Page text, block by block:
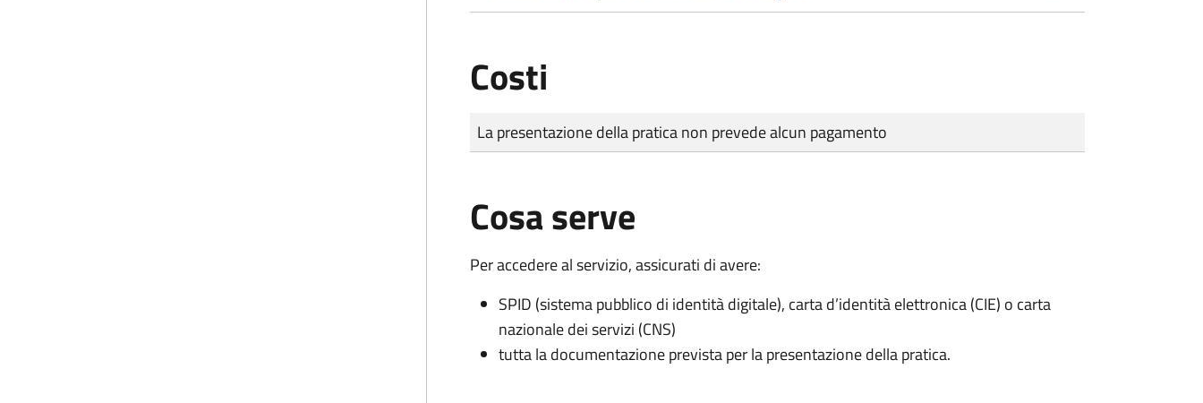
Costi
Tipo di pagamento
Importo
La presentazione della pratica non prevede alcun pagamento
Cosa serve
Per accedere al servizio, assicurati di avere:
SPID (sistema pubblico di identità digitale), carta d’identità elettronica (CIE) o carta
nazionale dei servizi (CNS)
tutta la documentazione prevista per la presentazione della pratica.